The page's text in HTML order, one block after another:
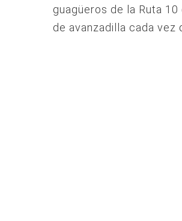
guagüeros de la Ruta
de avanzadilla cada vez